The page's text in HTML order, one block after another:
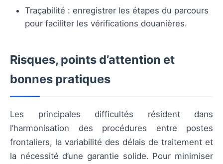
Traçabilité : enregistrer les étapes du parcours
pour faciliter les vérifications douanières.
Risques, points d’attention et
bonnes pratiques
Les principales difficultés résident dans
l’harmonisation des procédures entre postes
frontaliers, la variabilité des délais de traitement et
la nécessité d’une garantie solide. Pour minimiser